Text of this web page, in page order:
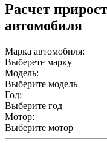
Расчет
автомобиля
Марка автомобиля:
Выберете марку
Модель:
Выберите модель
Год:
Выберите год
Мотор:
Выберите мотор